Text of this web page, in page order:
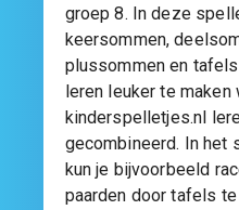
groep 8. In deze
keersommen,
plussommen en
leren leuker te maken
kinderspelletjes.nl
gecombineerd. In het
kun je bijvoorbeeld
paarden door tafels